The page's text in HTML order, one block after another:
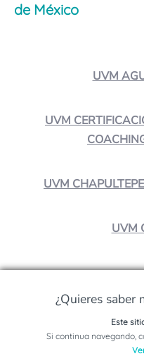
de México
UVM
UVM
UVM
UVM
¿Crees que es
¡Compártelo!
¿Quieres saber
Solicita
Este
Si continua navegando,